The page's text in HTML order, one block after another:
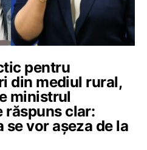
pentru
din mediul rural,
ministrul
răspuns clar:
se vor așeza de la